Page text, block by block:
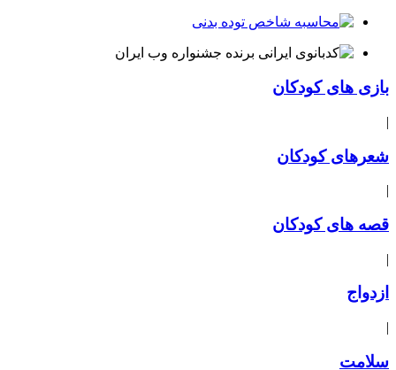
بازی های کودکان
|
شعرهای کودکان
|
قصه های کودکان
|
ازدواج
|
سلامت